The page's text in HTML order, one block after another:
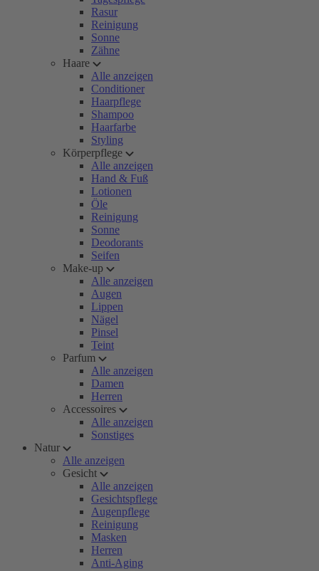
Rasur
Reinigung
Sonne
Zähne
Haare
Alle anzeigen
Conditioner
Haarpflege
Shampoo
Haarfarbe
Styling
Körperpflege
Alle anzeigen
Hand & Fuß
Lotionen
Öle
Reinigung
Sonne
Deodorants
Seifen
Make-up
Alle anzeigen
Augen
Lippen
Nägel
Pinsel
Teint
Parfum
Alle anzeigen
Damen
Herren
Accessoires
Alle anzeigen
Sonstiges
Natur
Alle anzeigen
Gesicht
Alle anzeigen
Gesichtspflege
Augenpflege
Reinigung
Masken
Herren
Anti-Aging